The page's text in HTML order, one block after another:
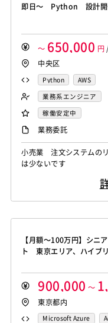
即日～ Python 設計開
～ 650,000 円
中央区
Python
AWS
業務系エンジニア
稼働安定中
業務委託
小売業 注文システムの
は少ないです
【月額～100万円】シニ
ト 東京エリア、ハイブ
900,000 ～
東京都内
Microsoft Azure